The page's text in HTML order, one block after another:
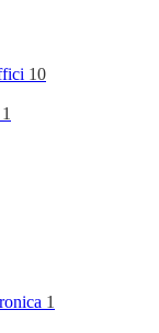
10
1
1